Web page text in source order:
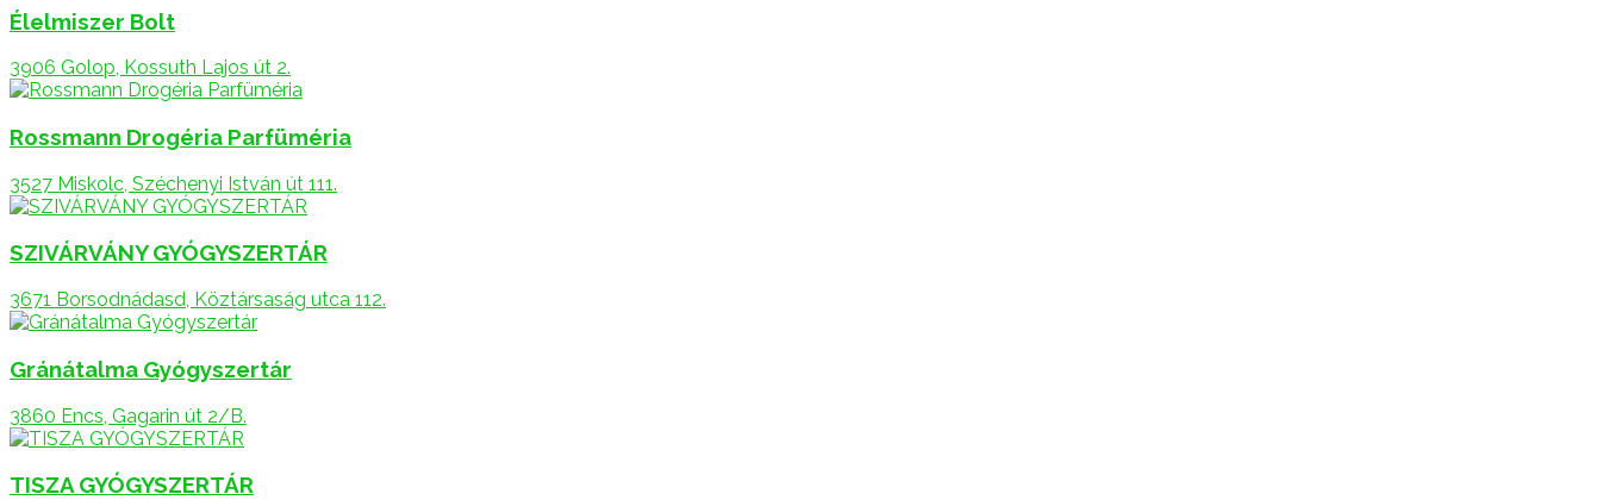
Élelmiszer Bolt
3906 Golop, Kossuth Lajos út 2.
Rossmann Drogéria Parfüméria
3527 Miskolc, Széchenyi István út 111.
SZIVÁRVÁNY GYÓGYSZERTÁR
3671 Borsodnádasd, Köztársaság utca 112.
Gránátalma Gyógyszertár
3860 Encs, Gagarin út 2/B.
TISZA GYÓGYSZERTÁR